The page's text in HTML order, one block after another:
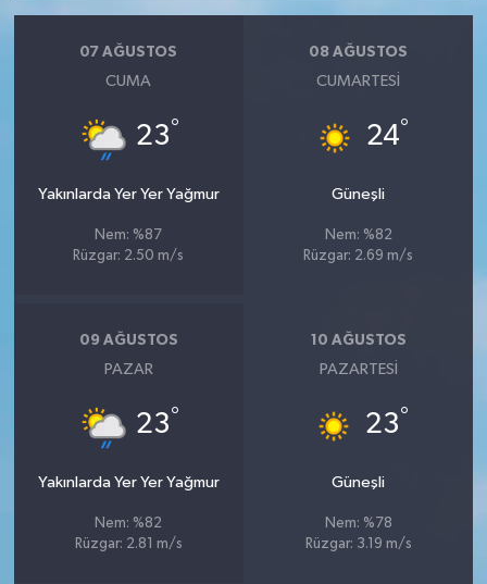
07 AĞUSTOS
CUMA
23°
Yakınlarda Yer Yer Yağmur
Nem: %87
Rüzgar: 2.50 m/s
08 AĞUSTOS
CUMARTESI
24°
Güneşli
Nem: %82
Rüzgar: 2.69 m/s
09 AĞUSTOS
PAZAR
23°
Yakınlarda Yer Yer Yağmur
Nem: %82
Rüzgar: 2.81 m/s
10 AĞUSTOS
PAZARTESI
23°
Güneşli
Nem: %78
Rüzgar: 3.19 m/s